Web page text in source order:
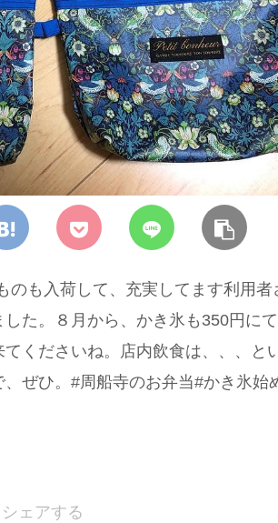
のも入荷して、充実してます利用者
た。８月から、かき氷も350円に
くださいね。店内飲食は、、、と
ぜひ。#周船寺のお弁当#かき氷始
シェアする